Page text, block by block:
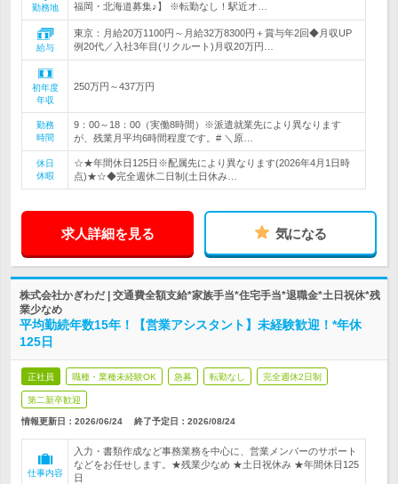
勤務地
福岡・北海道募集♪】 ※転勤なし！駅近オ…
給与
東京：月給20万1100円～月給32万8300円＋賞与年2回◆月収UP
例20代／入社3年目(リクルート)月収20万円…
初年度
年収
250万円～437万円
勤務
時間
9：00～18：00（実働8時間）※派遣就業先により異なります
が、残業月平均6時間程度です。# ＼原…
休日
休暇
☆★年間休日125日※配属先により異なります(2026年4月1日時
点)★☆◆完全週休二日制(土日休み…
求人詳細を見る 気になる
株式会社かぎわだ | 交通費全額支給*家族手当*住宅手当*退職金*土日祝休*残
業少なめ
平均勤続年数15年！【営業アシスタント】未経験歓迎！*年休
125日
正社員 職種・業種未経験OK 急募 転勤なし 完全週休2日制
第二新卒歓迎
情報更新日：2026/06/24 終了予定日： 2026/08/24
仕事内容
入力・書類作成など事務業務を中心に、営業メンバーのサポート
などをお任せします。★残業少なめ ★土日祝休み ★年間休日125
日